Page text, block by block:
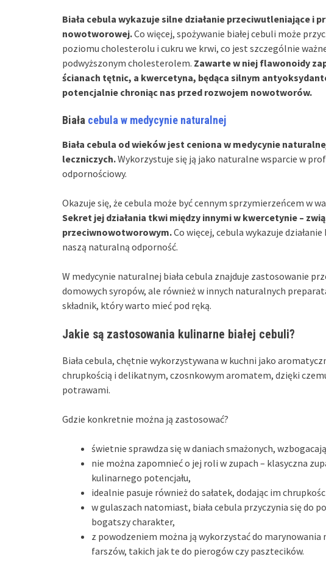
Biała cebula wykazuje silne działanie przeciwutleniające i
nowotworowej.Co więcej, spożywanie białej cebuli może
poziomu cholesterolu i cukru we krwi, co jest szczególnie
podwyższonym cholesterolem. Zawarte w niej flawonoidy
ścianach tętnic, a kwercetyna, będąca silnym
potencjalnie chroniąc nas przed rozwojem nowotworów.
Biała cebula w medycynie naturalnej
Biała cebula od wieków jest ceniona w medycynie
leczniczych.Wykorzystuje się ją jako naturalne wsparcie w
odpornościowy.
Okazuje się, że cebula może być cennym sprzymierzeńcem w
Sekret jej działania tkwi między innymi w kwercetynie –
przeciwnowotworowym.Co więcej, cebula wykazuje
naszą naturalną odporność.
W medycynie naturalnej biała cebula znajduje zastosowanie
domowych syropów, ale również w innych naturalnych
składnik, który warto mieć pod ręką.
Jakie są zastosowania kulinarne białej cebuli?
Biała cebula, chętnie wykorzystywana w kuchni jako
chrupkością i delikatnym, czosnkowym aromatem, dzięki
potrawami.
Gdzie konkretnie można ją zastosować?
świetnie sprawdza się w daniach smażonych,
nie można zapomnieć o jej roli w zupach – klasyczna
kulinarnego potencjału,
idealnie pasuje również do sałatek, dodając im
w gulaszach natomiast, biała cebula przyczynia się do
bogatszy charakter,
z powodzeniem można ją wykorzystać do marynowania
farszów, takich jak te do pierogów czy pasztecików.